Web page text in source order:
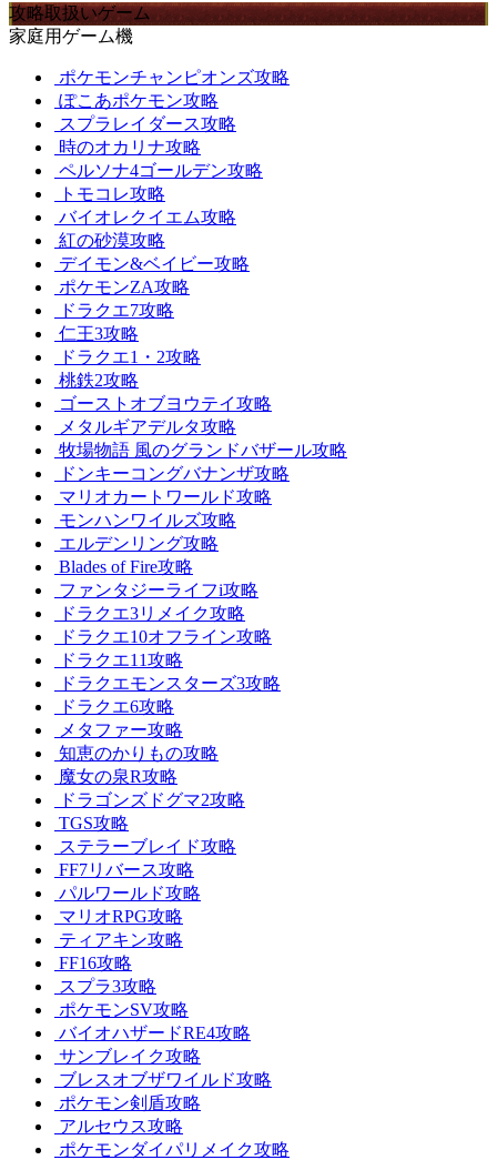
攻略取扱いゲーム
家庭用ゲーム機
ポケモンチャンピオンズ攻略
ぽこあポケモン攻略
スプラレイダース攻略
時のオカリナ攻略
ペルソナ4ゴールデン攻略
トモコレ攻略
バイオレクイエム攻略
紅の砂漠攻略
デイモン&ベイビー攻略
ポケモンZA攻略
ドラクエ7攻略
仁王3攻略
ドラクエ1・2攻略
桃鉄2攻略
ゴーストオブヨウテイ攻略
メタルギアデルタ攻略
牧場物語 風のグランドバザール攻略
ドンキーコングバナンザ攻略
マリオカートワールド攻略
モンハンワイルズ攻略
エルデンリング攻略
Blades of Fire攻略
ファンタジーライフi攻略
ドラクエ3リメイク攻略
ドラクエ10オフライン攻略
ドラクエ11攻略
ドラクエモンスターズ3攻略
ドラクエ6攻略
メタファー攻略
知恵のかりもの攻略
魔女の泉R攻略
ドラゴンズドグマ2攻略
TGS攻略
ステラーブレイド攻略
FF7リバース攻略
パルワールド攻略
マリオRPG攻略
ティアキン攻略
FF16攻略
スプラ3攻略
ポケモンSV攻略
バイオハザードRE4攻略
サンブレイク攻略
ブレスオブザワイルド攻略
ポケモン剣盾攻略
アルセウス攻略
ポケモンダイパリメイク攻略